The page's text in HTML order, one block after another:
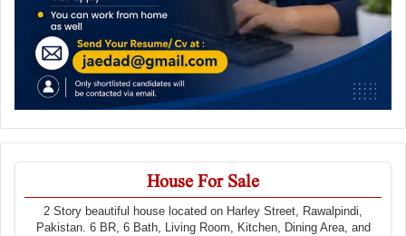
House For Sale
2 Story beautiful house located on Harley Street, Rawalpindi,
Pakistan. 6 BR, 6 Bath, Living Room, Kitchen, Dining Area, and